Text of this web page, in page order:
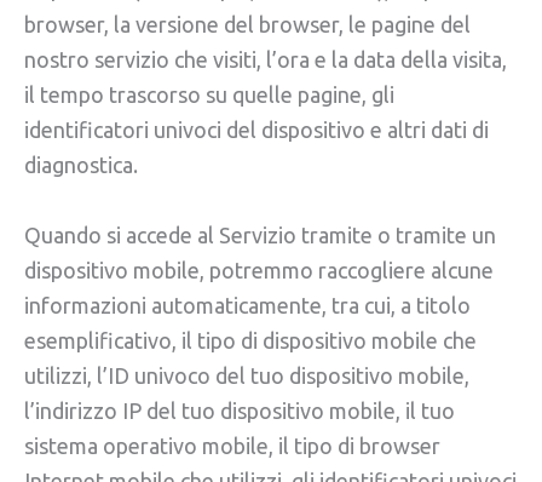
browser, la versione del browser, le pagine del
nostro servizio che visiti, l’ora e la data della visita,
il tempo trascorso su quelle pagine, gli
identificatori univoci del dispositivo e altri dati di
diagnostica.
Quando si accede al Servizio tramite o tramite un
dispositivo mobile, potremmo raccogliere alcune
informazioni automaticamente, tra cui, a titolo
esemplificativo, il tipo di dispositivo mobile che
utilizzi, l’ID univoco del tuo dispositivo mobile,
l’indirizzo IP del tuo dispositivo mobile, il tuo
sistema operativo mobile, il tipo di browser